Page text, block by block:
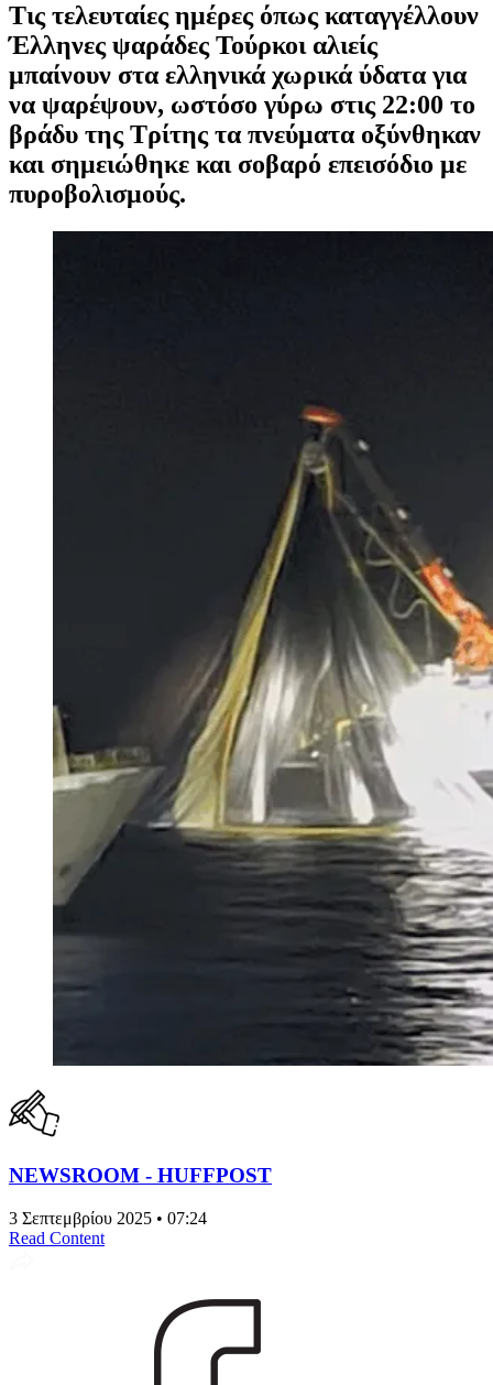
Τις τελευταίες ημέρες όπως καταγγέλλουν
Έλληνες ψαράδες Τούρκοι αλιείς
μπαίνουν στα ελληνικά χωρικά ύδατα για
να ψαρέψουν, ωστόσο γύρω στις 22:00 το
βράδυ της Τρίτης τα πνεύματα οξύνθηκαν
και σημειώθηκε και σοβαρό επεισόδιο με
πυροβολισμούς.
NEWSROOM - HUFFPOST
3 Σεπτεμβρίου 2025 • 07:24
Read Content